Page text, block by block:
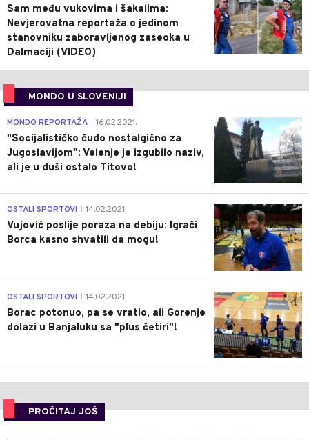
Sam među vukovima i šakalima:
Nevjerovatna reportaža o jedinom
stanovniku zaboravljenog zaseoka u
Dalmaciji (VIDEO)
MONDO U SLOVENIJI
4
MONDO REPORTAŽA 16.02.2021.
"Socijalističko čudo nostalgično za
Jugoslavijom": Velenje je izgubilo naziv,
ali je u duši ostalo Titovo!
1
OSTALI SPORTOVI 14.02.2021.
Vujović poslije poraza na debiju: Igrači
Borca kasno shvatili da mogu!
3
OSTALI SPORTOVI 14.02.2021.
Borac potonuo, pa se vratio, ali Gorenje
dolazi u Banjaluku sa "plus četiri"!
PROČITAJ JOŠ